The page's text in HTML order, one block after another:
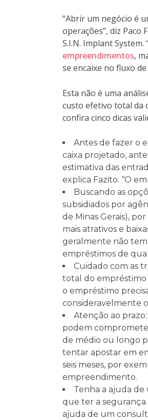
“Abrir um negócio é
operações”, diz Paco
S.I.N. Implant
empreendimentos,
se encaixe no fluxo
Esta não é uma
custo efetivo total da
confira cinco dicas
Antes de fazer o
caixa projetado,
estimativa das
explica Fazito. “O
Buscando as
subsidiados por
de Minas Gerais),
mais atrativos e
geralmente não
empréstimos de
Cuidado com as
total do empréstimo
o empréstimo
consideravelmente o
Atenção ao
podem
de médio ou longo
tentar apostar em
seis meses, por
empreendimento.
Tenha a ajuda
que ter a segurança
ajuda de um